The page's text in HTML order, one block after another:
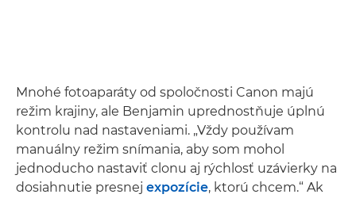
Mnohé fotoaparáty od spoločnosti Canon majú
režim krajiny, ale Benjamin uprednostňuje úplnú
kontrolu nad nastaveniami. „Vždy používam
manuálny režim snímania, aby som mohol
jednoducho nastaviť clonu aj rýchlosť uzávierky na
dosiahnutie presnej expozície, ktorú chcem.“ Ak